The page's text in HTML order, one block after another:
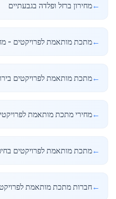
←מחירון ברזל ופלדה בגבעתיים
←מתכת מותאמת לפרויקטים -
←מתכת מותאמת לפרויקטים
←מחירי מתכת מותאמת
←מתכת מותאמת לפרויקטים
←חברות מתכת מותאמת